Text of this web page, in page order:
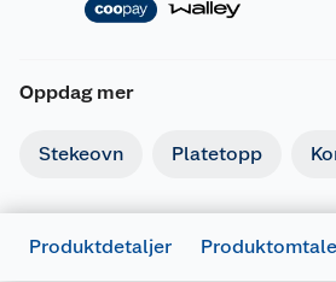
Oppdag mer
Stekeovn Platetopp
Produktdetaljer